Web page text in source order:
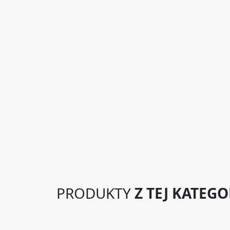
PRODUKTYZ TEJ